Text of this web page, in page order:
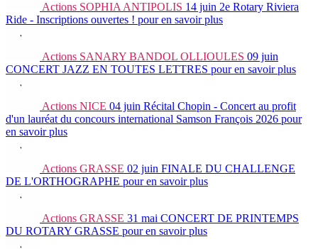
Actions SOPHIA ANTIPOLIS 14 juin 2e Rotary Riviera
Ride - Inscriptions ouvertes ! pour en savoir plus
Actions SANARY BANDOL OLLIOULES 09 juin
CONCERT JAZZ EN TOUTES LETTRES pour en savoir plus
Actions NICE 04 juin Récital Chopin - Concert au profit
d'un lauréat du concours international Samson François 2026 pour
en savoir plus
Actions GRASSE 02 juin FINALE DU CHALLENGE
DE L'ORTHOGRAPHE pour en savoir plus
Actions GRASSE 31 mai CONCERT DE PRINTEMPS
DU ROTARY GRASSE pour en savoir plus